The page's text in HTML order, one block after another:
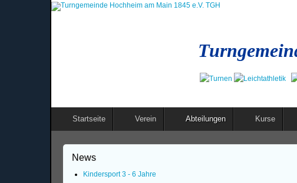
Startseite Verein Abteilungen Kurse
News
Kindersport 3 - 6 Jahre